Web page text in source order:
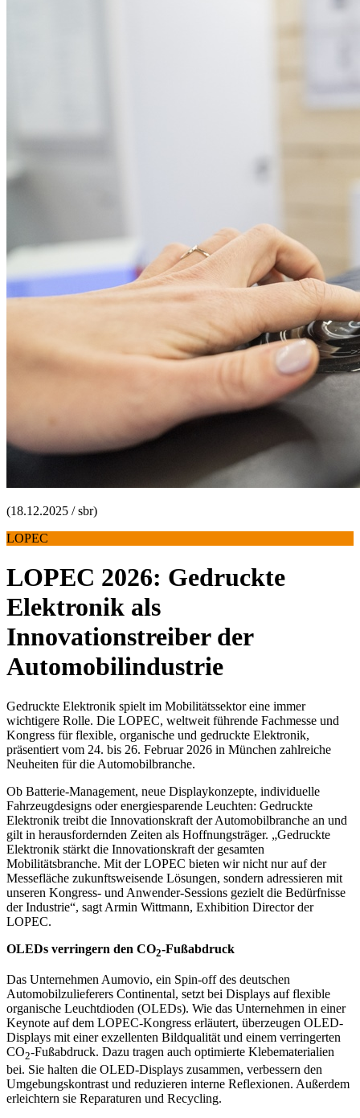
(18.12.2025 / sbr)
LOPEC
LOPEC 2026: Gedruckte
Elektronik als
Innovationstreiber der
Automobilindustrie
Gedruckte Elektronik spielt im Mobilitätssektor eine immer
wichtigere Rolle. Die LOPEC, weltweit führende Fachmesse und
Kongress für flexible, organische und gedruckte Elektronik,
präsentiert vom 24. bis 26. Februar 2026 in München zahlreiche
Neuheiten für die Automobilbranche.
Ob Batterie-Management, neue Displaykonzepte, individuelle
Fahrzeugdesigns oder energiesparende Leuchten: Gedruckte
Elektronik treibt die Innovationskraft der Automobilbranche an und
gilt in herausfordernden Zeiten als Hoffnungsträger. „Gedruckte
Elektronik stärkt die Innovationskraft der gesamten
Mobilitätsbranche. Mit der LOPEC bieten wir nicht nur auf der
Messefläche zukunftsweisende Lösungen, sondern adressieren mit
unseren Kongress- und Anwender-Sessions gezielt die Bedürfnisse
der Industrie“, sagt Armin Wittmann, Exhibition Director der
LOPEC.
OLEDs verringern den CO2-Fußabdruck
Das Unternehmen Aumovio, ein Spin-off des deutschen
Automobilzulieferers Continental, setzt bei Displays auf flexible
organische Leuchtdioden (OLEDs). Wie das Unternehmen in einer
Keynote auf dem LOPEC-Kongress erläutert, überzeugen OLED-
Displays mit einer exzellenten Bildqualität und einem verringerten
CO2-Fußabdruck. Dazu tragen auch optimierte Klebematerialien
bei. Sie halten die OLED-Displays zusammen, verbessern den
Umgebungskontrast und reduzieren interne Reflexionen. Außerdem
erleichtern sie Reparaturen und Recycling.